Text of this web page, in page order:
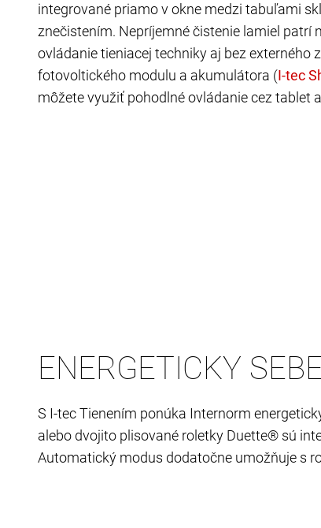
integrované priamo v okne medzi tabuľami
znečistením. Nepríjemné čistenie lamiel patrí
ovládanie tieniacej techniky aj bez externého
fotovoltického modulu a akumulátora (
môžete využiť pohodlné ovládanie cez tablet
ENERGETICKY
S I-tec Tienením ponúka Internorm
alebo dvojito plisované roletky Duette® sú
Automatický modus dodatočne umožňuje s